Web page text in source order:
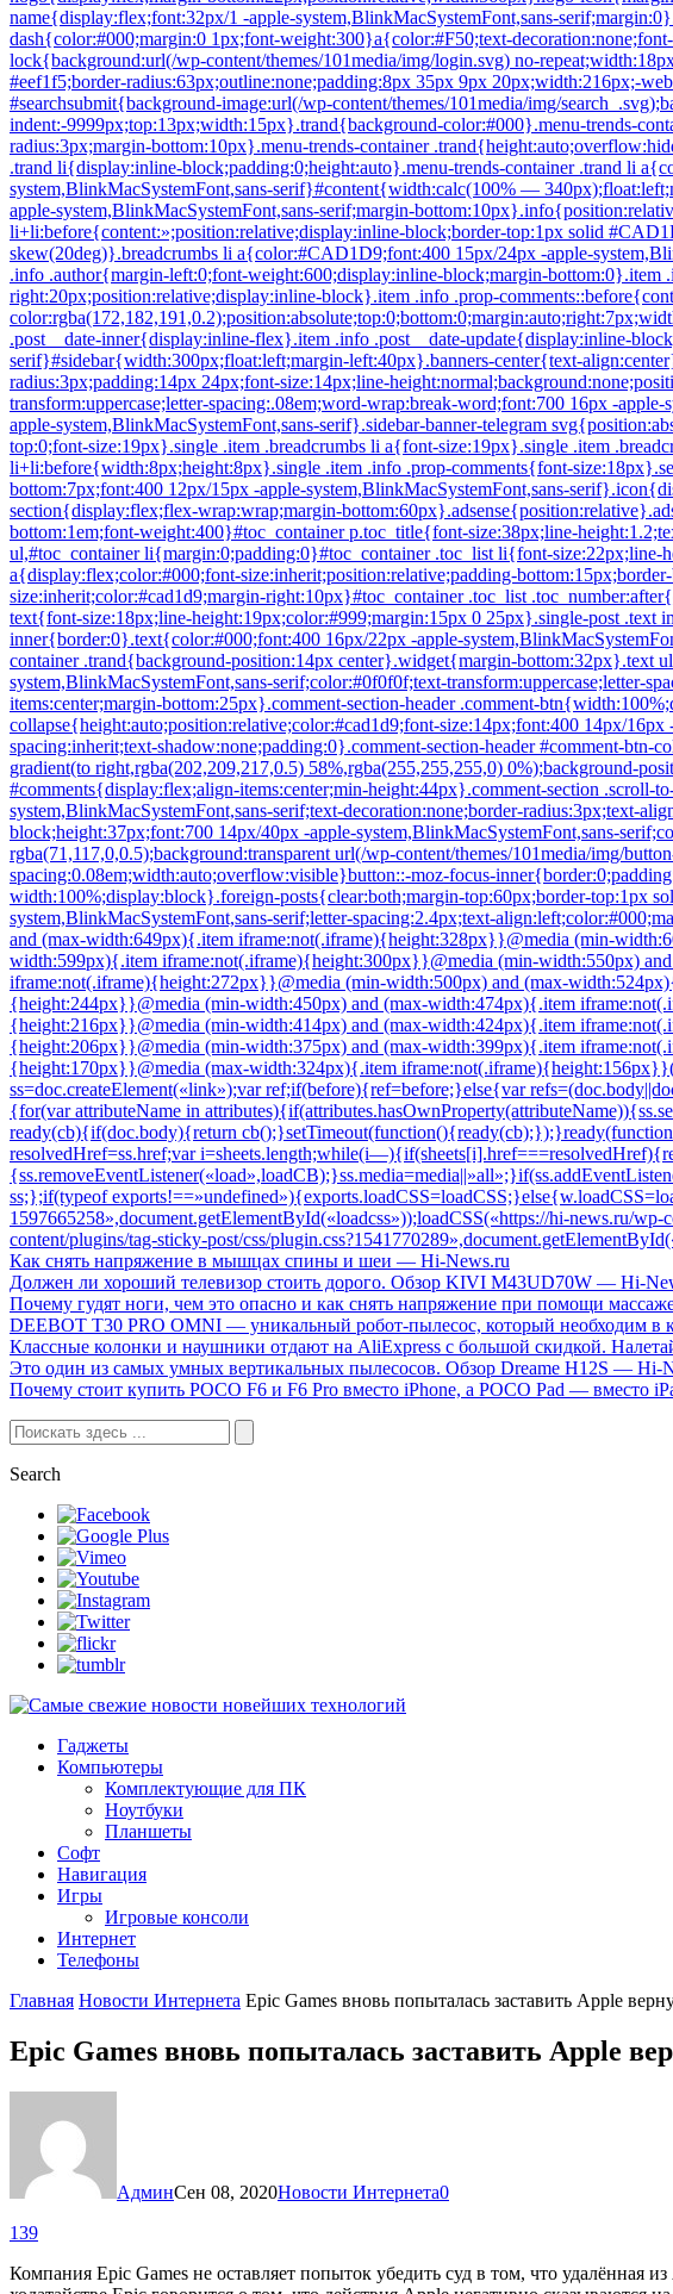
Как снять напряжение в мышцах спины и шеи — Hi-News.ru
Должен ли хороший телевизор стоить дорого. Обзор KIVI M43UD70W — Hi-
Почему гудят ноги, чем это опасно и как снять напряжение при помощи
DEEBOT T30 PRO OMNI — уникальный робот-пылесос, который необходим
Классные колонки и наушники отдают на AliExpress с большой скидкой.
Это один из самых умных вертикальных пылесосов. Обзор Dreame H12S — Hi-
Почему стоит купить POCO F6 и F6 Pro вместо iPhone, а POCO Pad — вместо
Search
Гаджеты
Компьютеры
Комплектующие для ПК
Ноутбуки
Планшеты
Софт
Навигация
Игры
Игровые консоли
Интернет
Телефоны
Главная Новости Интернета Epic Games вновь попыталась заставить Apple
Epic Games вновь попыталась заставить Apple
АдминСен 08, 2020Новости Интернета0
139
Компания Epic Games не оставляет попыток убедить суд в том, что удалённая